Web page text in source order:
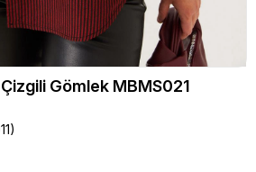
Gömlek MBMS021